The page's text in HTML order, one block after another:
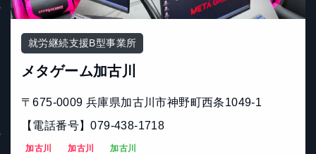
就労継続支援B型事業所
メタゲーム加古川
〒675-0009 兵庫県加古川市神野町西条1049-1
【電話番号】079-438-1718
加古川 加古川 加古川